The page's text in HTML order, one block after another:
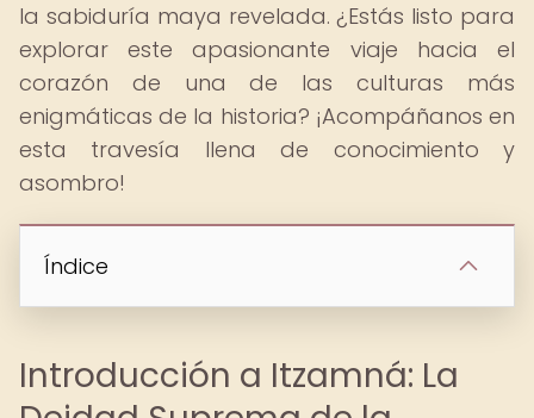
la sabiduría maya revelada. ¿Estás listo para
explorar este apasionante viaje hacia el
corazón de una de las culturas más
enigmáticas de la historia? ¡Acompáñanos en
esta travesía llena de conocimiento y
asombro!
Índice
Introducción a Itzamná: La